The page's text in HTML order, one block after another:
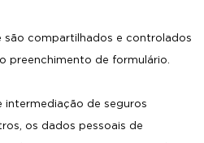
são compartilhados e controlados
preenchimento de formulário.
intermediação de seguros
os dados pessoais de